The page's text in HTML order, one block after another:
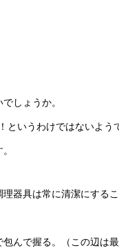
しょうか。
というわけではないよう
器具は常に清潔にする
んで握る。（この辺は